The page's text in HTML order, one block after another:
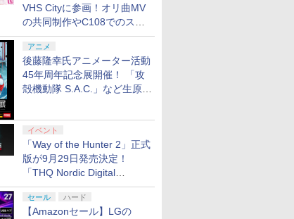
VHS Cityに参画！オリ曲MV
の共同制作やC108でのスペ
シャルコラボ広告を掲出
アニメ
後藤隆幸氏アニメーター活動
45年周年記念展開催！ 「攻
殻機動隊 S.A.C.」など生原
イベント
「Way of the Hunter 2」正式
版が9月29日発売決定！
「THQ Nordic Digital
Showcase 2026」まとめ
セール ハード
【Amazonセール】LGの